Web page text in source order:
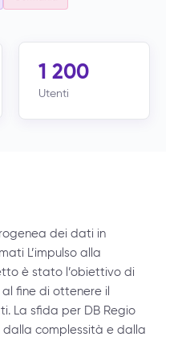
1 200
Utenti
dei dati in
L’impulso alla
è stato l’obiettivo di
fine di ottenere il
La sfida per DB Regio
complessità e dalla